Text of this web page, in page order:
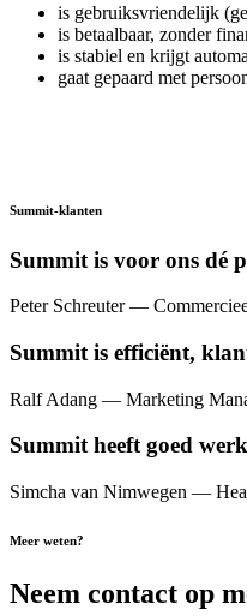
is gebruiksvriendelijk
is betaalbaar, zonder
is stabiel en krijgt
gaat gepaard met
Summit-klanten
Summit is voor ons dé
Peter Schreuter—
Summit is efficiënt,
Ralf Adang — Marketing
Summit heeft goed
Simcha van Nimwegen —
Meer weten?
Neem contact op